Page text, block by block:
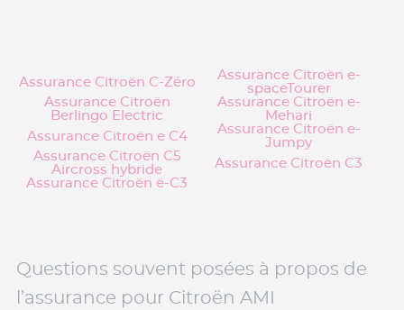
Assurance Citroën C-Zéro
Assurance Citroën e-
spaceTourer
Assurance Citroën
Berlingo Electric
Assurance Citroën e-
Mehari
Assurance Citroën e C4
Assurance Citroën e-
Jumpy
Assurance Citroën C5
Aircross hybride
Assurance Citroën C3
Assurance Citroën ë-C3
Questions souvent posées à propos de
l’assurance pour Citroën AMI